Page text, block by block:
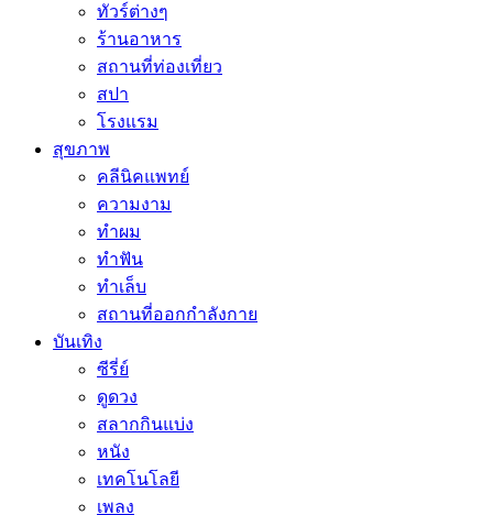
ทัวร์ต่างๆ
ร้านอาหาร
สถานที่ท่องเที่ยว
สปา
โรงแรม
สุขภาพ
คลีนิคแพทย์
ความงาม
ทำผม
ทำฟัน
ทำเล็บ
สถานที่ออกกำลังกาย
บันเทิง
ซีรี่ย์
ดูดวง
สลากกินแบ่ง
หนัง
เทคโนโลยี
เพลง